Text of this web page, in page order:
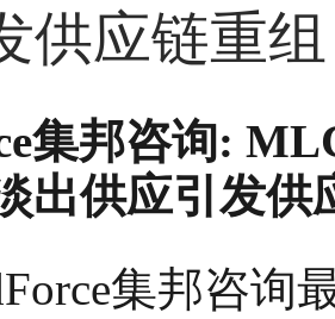
供应链重
集邦咨询:
出供应引发供
集邦咨询